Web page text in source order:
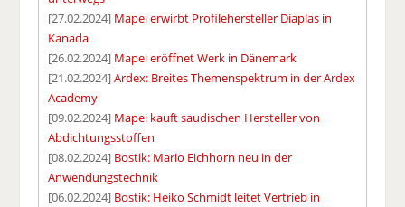
[27.02.2024] Mapei erwirbt Profilehersteller Diaplas in
Kanada
[26.02.2024] Mapei eröffnet Werk in Dänemark
[21.02.2024]Ardex: Breites Themenspektrum in der Ardex
Academy
[09.02.2024] Mapei kauft saudischen Hersteller von
Abdichtungsstoffen
[08.02.2024] Bostik: Mario Eichhorn neu in der
Anwendungstechnik
[06.02.2024] Bostik: Heiko Schmidt leitet Vertrieb in